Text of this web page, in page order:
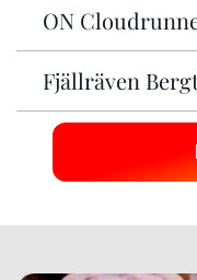
ON
Fjällräven